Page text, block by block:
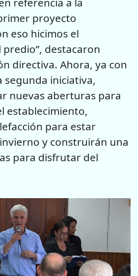
proyecto
eso hicimos el
destacaron
directiva. Ahora, ya con
segunda iniciativa,
nuevas aberturas para
establecimiento,
para estar
y construirán una
para disfrutar del